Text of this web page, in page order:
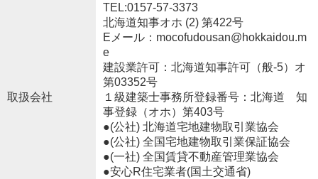
取扱会社
TEL:0157-57-3373
北海道知事オホ (2) 第422号
Eメール：mocofudousan@hokkaidou.m
e
建設業許可：北海道知事許可（般-5）オ
第03352号
１級建築士事務所登録番号：北海道 知
事登録（オホ）第403号
●(公社) 北海道宅地建物取引業協会
●(公社) 全国宅地建物取引業保証協会
●(一社) 全国賃貸不動産管理業協会
●安心R住宅業者(国土交通省)